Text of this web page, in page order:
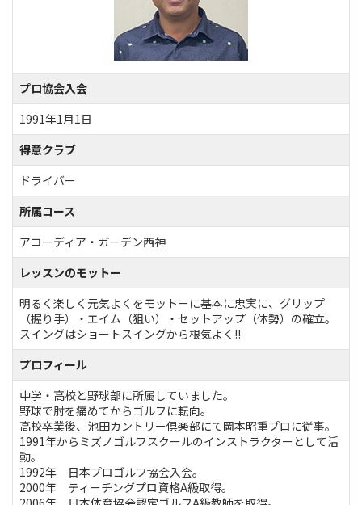
プロ協会入会
1991年1月1日
得意クラブ
ドライバー
所属コース
アコーディア・ガーデン西神
レッスンのモットー
明るく楽しく元気よくをモットーに基本に忠実に、グリップ
（握り手）・エイム（狙い）・セットアップ（体勢）の確立。
スイングはショートスイングから根気よく!!
プロフィール
中学・高校と野球部に所属していました。
野球で肘を痛めてからゴルフに転向。
高校卒業後、池田カントリー倶楽部にて岡本昭重プロに従事。
1991年からミズノゴルフスクールのインストラクターとして活
動。
1992年 日本プロゴルフ協会入会。
2000年 ティーチングプロ資格A級取得。